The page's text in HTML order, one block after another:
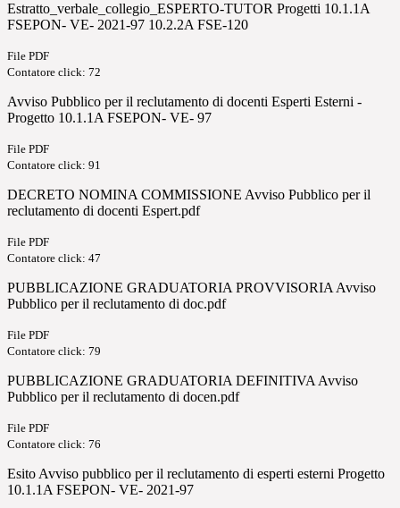
Estratto_verbale_collegio_ESPERTO-TUTOR Progetti 10.1.1A
FSEPON- VE- 2021-97 10.2.2A FSE-120
File PDF
Contatore click: 72
Avviso Pubblico per il reclutamento di docenti Esperti Esterni -
Progetto 10.1.1A FSEPON- VE- 97
File PDF
Contatore click: 91
DECRETO NOMINA COMMISSIONE Avviso Pubblico per il
reclutamento di docenti Espert.pdf
File PDF
Contatore click: 47
PUBBLICAZIONE GRADUATORIA PROVVISORIA Avviso
Pubblico per il reclutamento di doc.pdf
File PDF
Contatore click: 79
PUBBLICAZIONE GRADUATORIA DEFINITIVA Avviso
Pubblico per il reclutamento di docen.pdf
File PDF
Contatore click: 76
Esito Avviso pubblico per il reclutamento di esperti esterni Progetto
10.1.1A FSEPON- VE- 2021-97